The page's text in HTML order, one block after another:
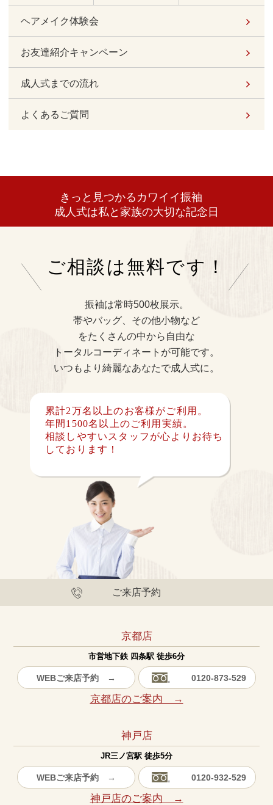
ヘアメイク体験会
お友達紹介キャンペーン
成人式までの流れ
よくあるご質問
きっと見つかるカワイイ振袖
成人式は私と家族の大切な記念日
ご相談は無料です！
振袖は常時500枚展示。
帯やバッグ、その他小物など
をたくさんの中から自由な
トータルコーディネートが可能です。
いつもより綺麗なあなたで成人式に。
累計2万名以上のお客様がご利用。
年間1500名以上のご利用実績。
相談しやすいスタッフが心よりお待ち
しております！
ご来店予約
京都店
市営地下鉄 四条駅 徒歩6分
WEBご来店予約 → 0120-873-529
京都店のご案内 →
神戸店
JR三ノ宮駅 徒歩5分
WEBご来店予約 → 0120-932-529
神戸店のご案内 →